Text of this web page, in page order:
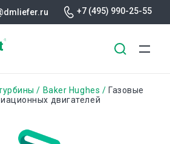
+7 (495) 990-25-55
Baker Hughes
Газовые
двигателей